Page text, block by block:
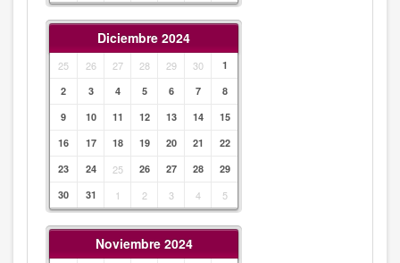
Diciembre 2024
25 26 27 28 29 30
1
2
3 4 5 6 7
8
9
10 11 12 13 14
15
16
17 18 19 20 21
22
23
24 25 26 27 28
29
30
31 1 2 3 4 5
Noviembre 2024